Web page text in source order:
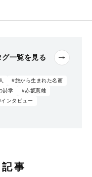
グ一覧を見る
#旅から生まれた名画
詩学
#赤坂憲雄
インタビュー
事